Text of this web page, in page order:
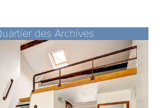
des Archives